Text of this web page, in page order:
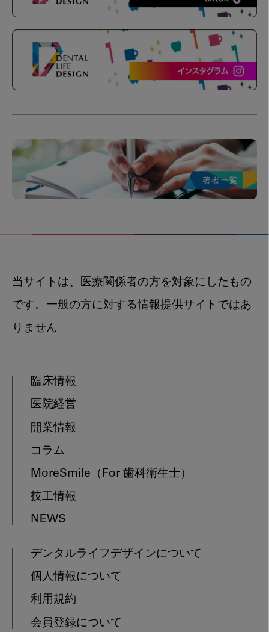
当サイトは、医療関係者の方を対象にしたもの
です。一般の方に対する情報提供サイトではあ
りません。
臨床情報
医院経営
開業情報
コラム
MoreSmile （For 歯科衛生士）
技工情報
NEWS
デンタルライフデザインについて
個人情報について
利用規約
会員登録について